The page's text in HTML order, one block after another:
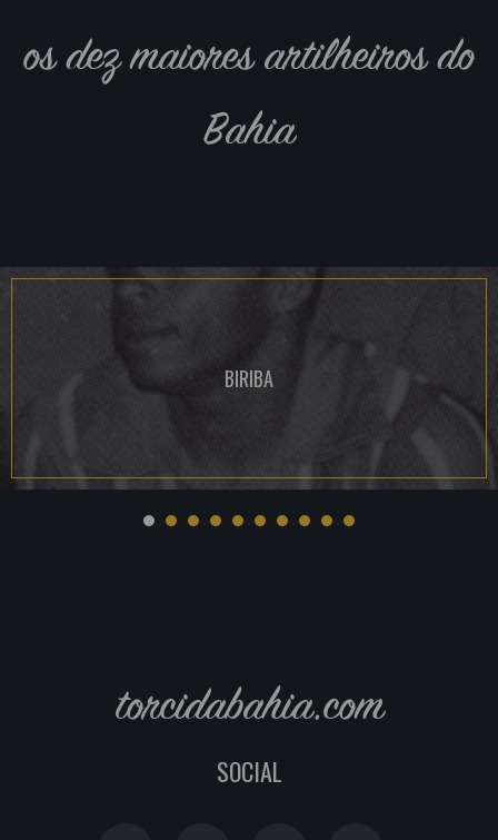
os dez maiores artilheiros do
Bahia
BIRIBA
torcidabahia.com
SOCIAL